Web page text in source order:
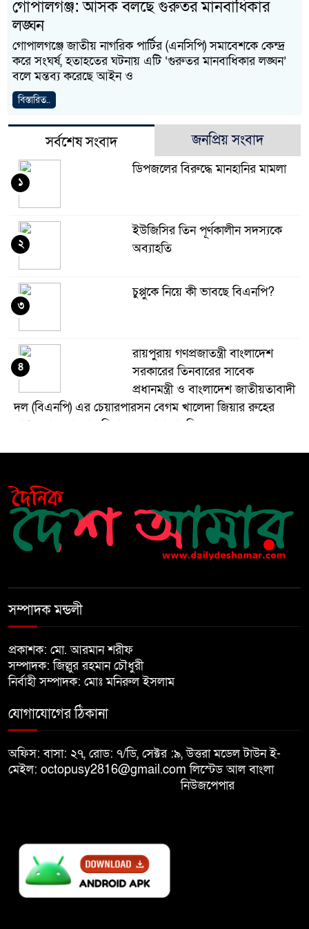
গোপালগঞ্জ: আসক বলছে গুরুতর মানবাধিকার
লঙ্ঘন
গোপালগঞ্জে জাতীয় নাগরিক পার্টির (এনসিপি) সমাবেশকে কেন্দ্র
করে সংঘর্ষ, হতাহতের ঘটনায় এটি ‘গুরুতর মানবাধিকার লঙ্ঘন’
বলে মন্তব্য করেছে আইন ও
বিস্তারিত..
সর্বশেষ সংবাদ জনপ্রিয় সংবাদ
ডিপজলের বিরুদ্ধে মানহানির মামলা
১
ইউজিসির তিন পূর্ণকালীন সদস্যকে
অব্যাহতি
২
চুপ্পুকে নিয়ে কী ভাবছে বিএনপি?
৩
রায়পুরায় গণপ্রজাতন্ত্রী বাংলাদেশ
সরকারের তিনবারের সাবেক
প্রধানমন্ত্রী ও বাংলাদেশ জাতীয়তাবাদী
দল (বিএনপি) এর চেয়ারপারসন বেগম খালেদা জিয়ার রুহের
মাগফেরাত কামনায় মিলাদ ও দোয়া মাহফিল
৪
নির্বাচনের আগেই ফিরতে মরিয়া
‘পলাতক শক্তি’
৬
খালেদা জিয়ার শারীরিক অবস্থা এখনো
অনিশ্চিত
৮
৯
বিজয় দিবসে দীঘিনালায় জামায়াতে
ইসলামীর বর্ণাঢ্য র‍্যালি
সম্পাদক মন্ডলী
প্রকাশক: মো. আরমান শরীফ
সম্পাদক: জিল্লুর রহমান চৌধুরী
নির্বাহী সম্পাদক: মোঃ মনিরুল ইসলাম
যোগাযোগের ঠিকানা
অফিস: বাসা: ২৭, রোড: ৭/ডি, সেক্টর :৯, উত্তরা মডেল টাউন ই-
মেইল: octopusy2816@gmail.comলিস্টেড আল বাংলা
নিউজপেপার